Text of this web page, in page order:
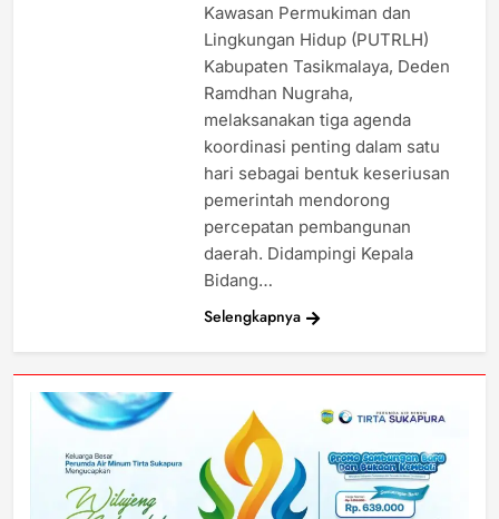
Kawasan Permukiman dan
Lingkungan Hidup (PUTRLH)
Kabupaten Tasikmalaya, Deden
Ramdhan Nugraha,
melaksanakan tiga agenda
koordinasi penting dalam satu
hari sebagai bentuk keseriusan
pemerintah mendorong
percepatan pembangunan
daerah. Didampingi Kepala
Bidang…
Selengkapnya